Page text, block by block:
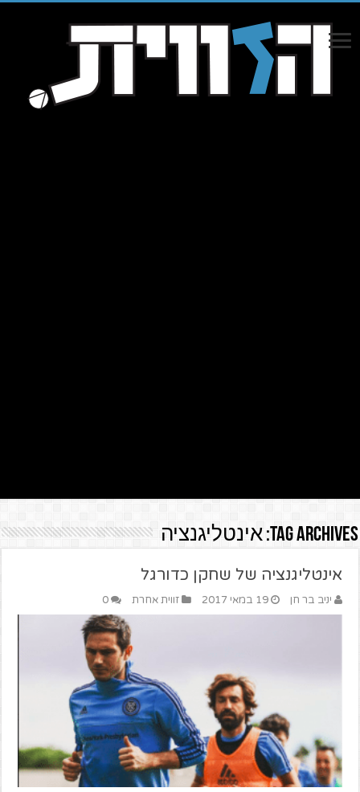
Tag Archives: אינטליגנציה
אינטליגנציה של שחקן כדורגל
יניב בר חן 19 במאי 2017 זווית אחרת 0